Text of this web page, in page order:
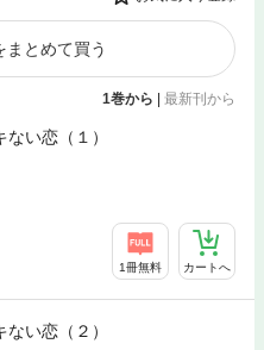
まとめて買う
1巻から 最新刊から
い恋（１）
1冊無料 カートへ
い恋（２）